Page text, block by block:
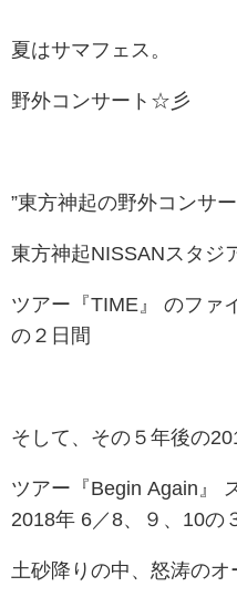
夏はサマフェス。
野外コンサート☆彡
”東方神起の野外コンサ
東方神起NISSANスタ
ツアー『TIME』 のファ
の２日間
そして、その５年後の
ツアー『Begin Again』
2018年 6／8、９、10の
土砂降りの中、怒涛のオ